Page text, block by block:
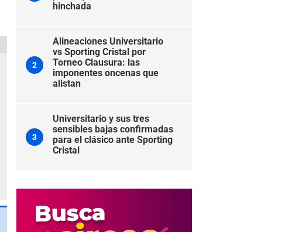
hinchada
2
Alineaciones Universitario
vs Sporting Cristal por
Torneo Clausura: las
imponentes oncenas que
alistan
3
Universitario y sus tres
sensibles bajas confirmadas
para el clásico ante Sporting
Cristal